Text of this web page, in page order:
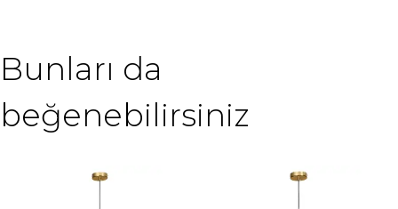
Bunları da
beğenebilirsiniz